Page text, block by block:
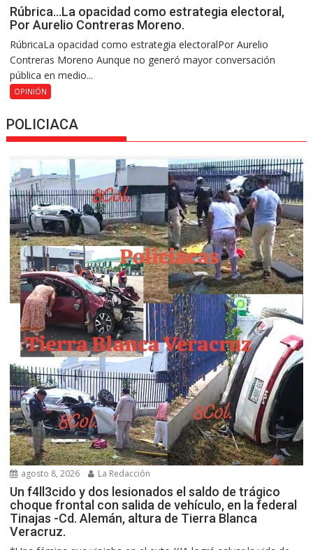
Rúbrica…La opacidad como estrategia electoral,
Por Aurelio Contreras Moreno.
RúbricaLa opacidad como estrategia electoralPor Aurelio
Contreras Moreno Aunque no generó mayor conversación
pública en medio...
OPINIÓN
POLICIACA
agosto 8, 2026 La Redacción
Un f4ll3cido y dos lesionados el saldo de trágico
choque frontal con salida de vehículo, en la federal
Tinajas -Cd. Alemán, altura de Tierra Blanca
Veracruz.